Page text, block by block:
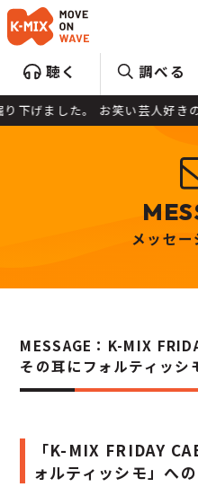
聴く 調べる
した。 お笑い芸人好
メッセ
MESSAGE：K-MIX
その耳にフォルティッシ
「K-MIX FRIDAY
ォルティッシモ」へ